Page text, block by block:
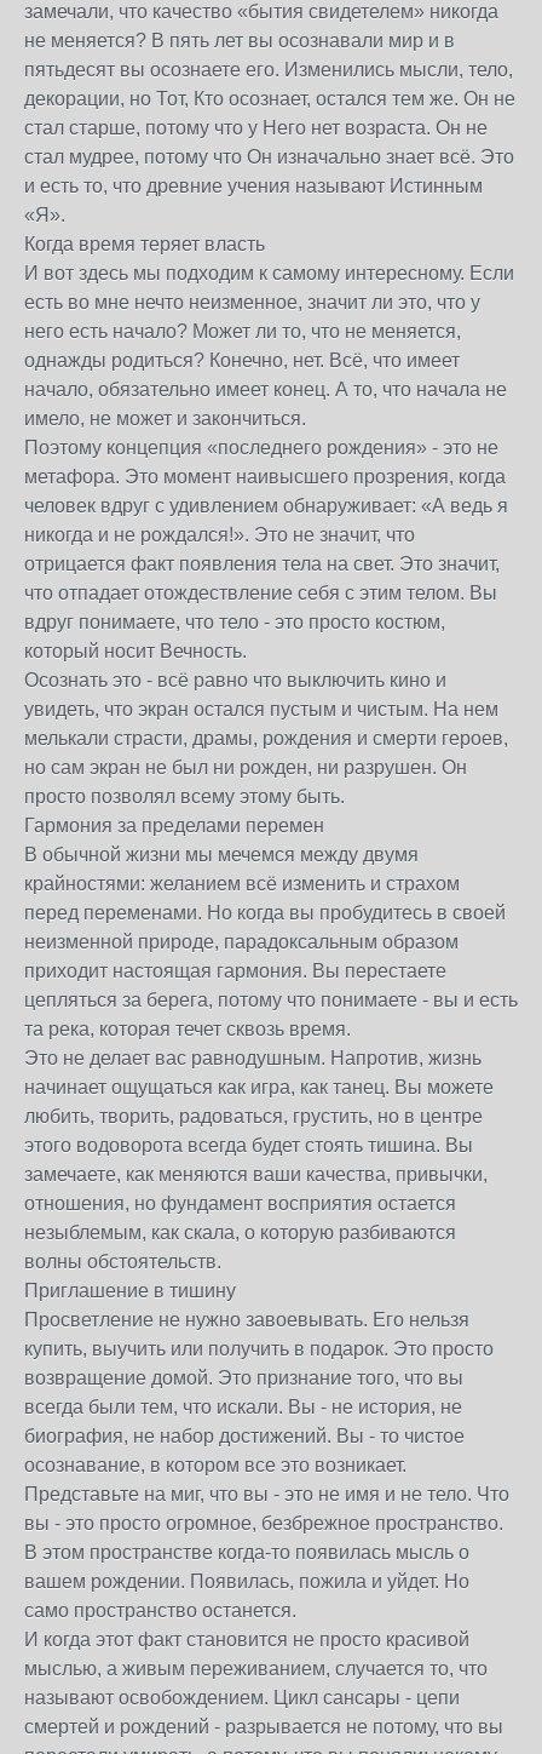
замечали, что качество «бытия свидетелем» никогда
не меняется? В пять лет вы осознавали мир и в
пятьдесят вы осознаете его. Изменились мысли, тело,
декорации, но Тот, Кто осознает, остался тем же. Он не
стал старше, потому что у Него нет возраста. Он не
стал мудрее, потому что Он изначально знает всё. Это
и есть то, что древние учения называют Истинным
«Я».
Когда время теряет власть
И вот здесь мы подходим к самому интересному. Если
есть во мне нечто неизменное, значит ли это, что у
него есть начало? Может ли то, что не меняется,
однажды родиться? Конечно, нет. Всё, что имеет
начало, обязательно имеет конец. А то, что начала не
имело, не может и закончиться.
Поэтому концепция «последнего рождения» - это не
метафора. Это момент наивысшего прозрения, когда
человек вдруг с удивлением обнаруживает: «А ведь я
никогда и не рождался!». Это не значит, что
отрицается факт появления тела на свет. Это значит,
что отпадает отождествление себя с этим телом. Вы
вдруг понимаете, что тело - это просто костюм,
который носит Вечность.
Осознать это - всё равно что выключить кино и
увидеть, что экран остался пустым и чистым. На нем
мелькали страсти, драмы, рождения и смерти героев,
но сам экран не был ни рожден, ни разрушен. Он
просто позволял всему этому быть.
Гармония за пределами перемен
В обычной жизни мы мечемся между двумя
крайностями: желанием всё изменить и страхом
перед переменами. Но когда вы пробудитесь в своей
неизменной природе, парадоксальным образом
приходит настоящая гармония. Вы перестаете
цепляться за берега, потому что понимаете - вы и есть
та река, которая течет сквозь время.
Это не делает вас равнодушным. Напротив, жизнь
начинает ощущаться как игра, как танец. Вы можете
любить, творить, радоваться, грустить, но в центре
этого водоворота всегда будет стоять тишина. Вы
замечаете, как меняются ваши качества, привычки,
отношения, но фундамент восприятия остается
незыблемым, как скала, о которую разбиваются
волны обстоятельств.
Приглашение в тишину
Просветление не нужно завоевывать. Его нельзя
купить, выучить или получить в подарок. Это просто
возвращение домой. Это признание того, что вы
всегда были тем, что искали. Вы - не история, не
биография, не набор достижений. Вы - то чистое
осознавание, в котором все это возникает.
Представьте на миг, что вы - это не имя и не тело. Что
вы - это просто огромное, безбрежное пространство.
В этом пространстве когда-то появилась мысль о
вашем рождении. Появилась, пожила и уйдет. Но
само пространство останется.
И когда этот факт становится не просто красивой
мыслью, а живым переживанием, случается то, что
называют освобождением. Цикл сансары - цепи
смертей и рождений - разрывается не потому, что вы